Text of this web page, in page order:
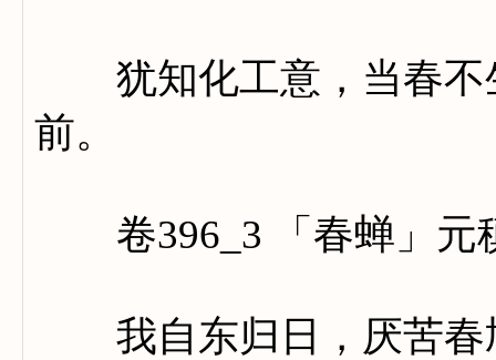
犹知化工意，当春不
前。
卷396_3 「春蝉」元
我自东归日，厌苦春